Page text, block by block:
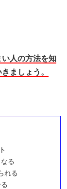
人の方法を知
ましょう。
る
れる